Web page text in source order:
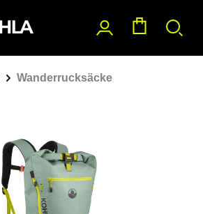
Wanderrucksäcke